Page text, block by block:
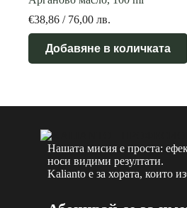
€38,86 / 76,00 лв.
Добавяне в количката
Нашата мисия е проста:
носи видими резултати.
Kalianto е за хората, които